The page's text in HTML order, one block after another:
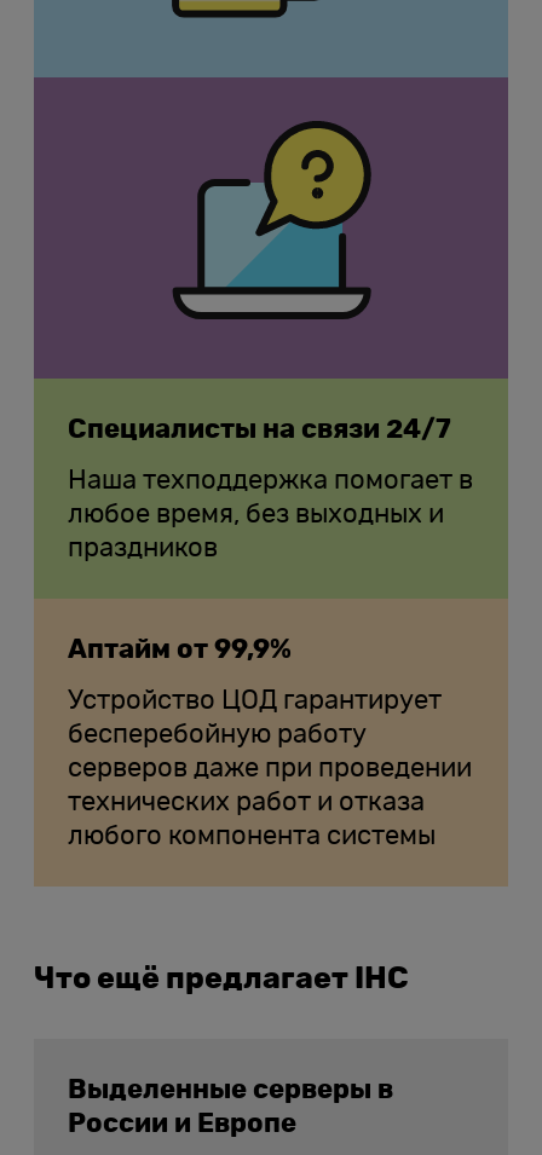
Специалисты на связи 24/7
Наша техподдержка помогает в
любое время, без выходных и
праздников
Аптайм от 99,9%
Устройство ЦОД гарантирует
бесперебойную работу
серверов даже при проведении
технических работ и отказа
любого компонента системы
Что ещё предлагает IHC
Выделенные серверы в
России и Европе